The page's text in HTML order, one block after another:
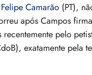
Felipe Camarão (PT),
após Campos
pelo
exatamente pela